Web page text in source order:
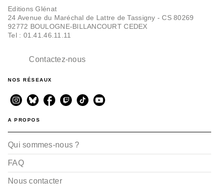
Editions Glénat
24 Avenue du Maréchal de Lattre de Tassigny - CS 80269
92772 BOULOGNE-BILLANCOURT CEDEX
Tel : 01.41.46.11.11
Contactez-nous
NOS RÉSEAUX
A PROPOS
Qui sommes-nous ?
FAQ
Nous contacter